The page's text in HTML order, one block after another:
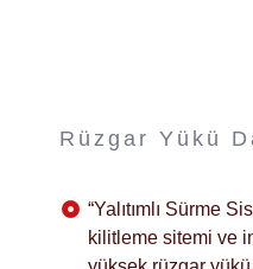
Rüzgar Yükü
“Yalıtımlı Sürme
kilitleme sitemi ve